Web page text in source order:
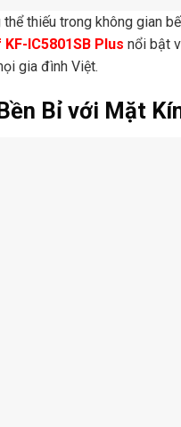
thiếu trong không gian
IC5801SB Plus nổi bật
gia đình Việt.
Bỉ với Mặt